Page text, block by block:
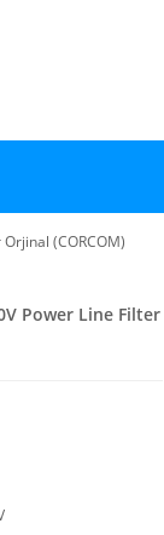
(CORCOM)
Power Line Filter